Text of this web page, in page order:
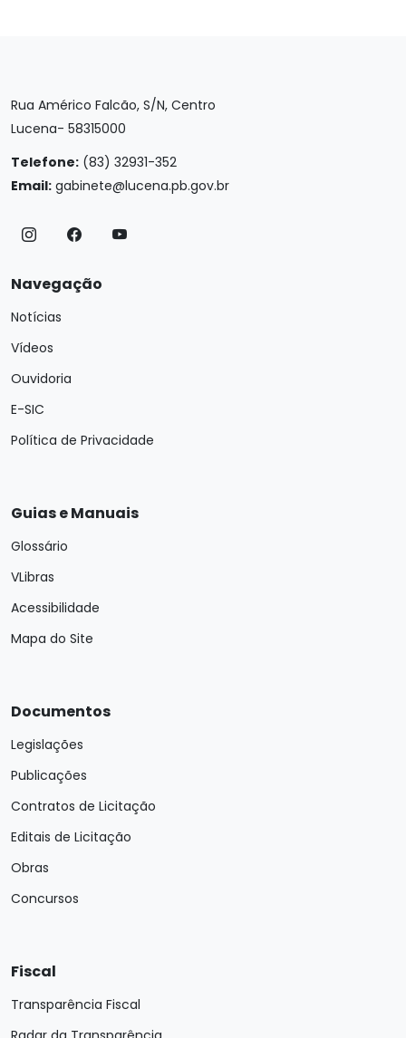
Rua Américo Falcão, S/N, Centro
Lucena- 58315000
Telefone: (83) 32931-352
Email: gabinete@lucena.pb.gov.br
Navegação
Notícias
Vídeos
Ouvidoria
E-SIC
Política de Privacidade
Guias e Manuais
Glossário
VLibras
Acessibilidade
Mapa do Site
Documentos
Legislações
Publicações
Contratos de Licitação
Editais de Licitação
Obras
Concursos
Fiscal
Transparência Fiscal